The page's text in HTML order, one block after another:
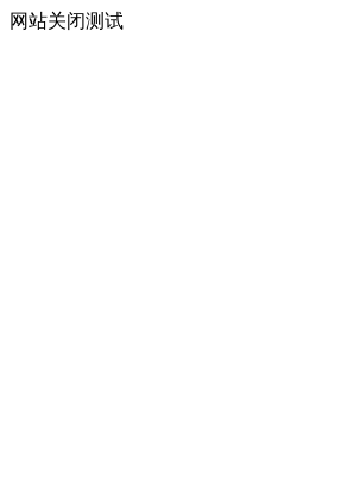
网站关闭测试